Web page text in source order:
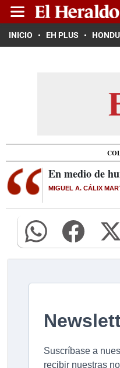
INICIO EH PLUS
En medio de
MIGUEL A. CÁLIX